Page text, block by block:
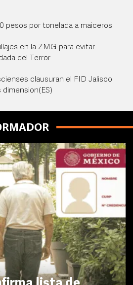
pesos por tonelada a maiceros
en la ZMG para evitar
del Terror
clausuran el FID Jalisco